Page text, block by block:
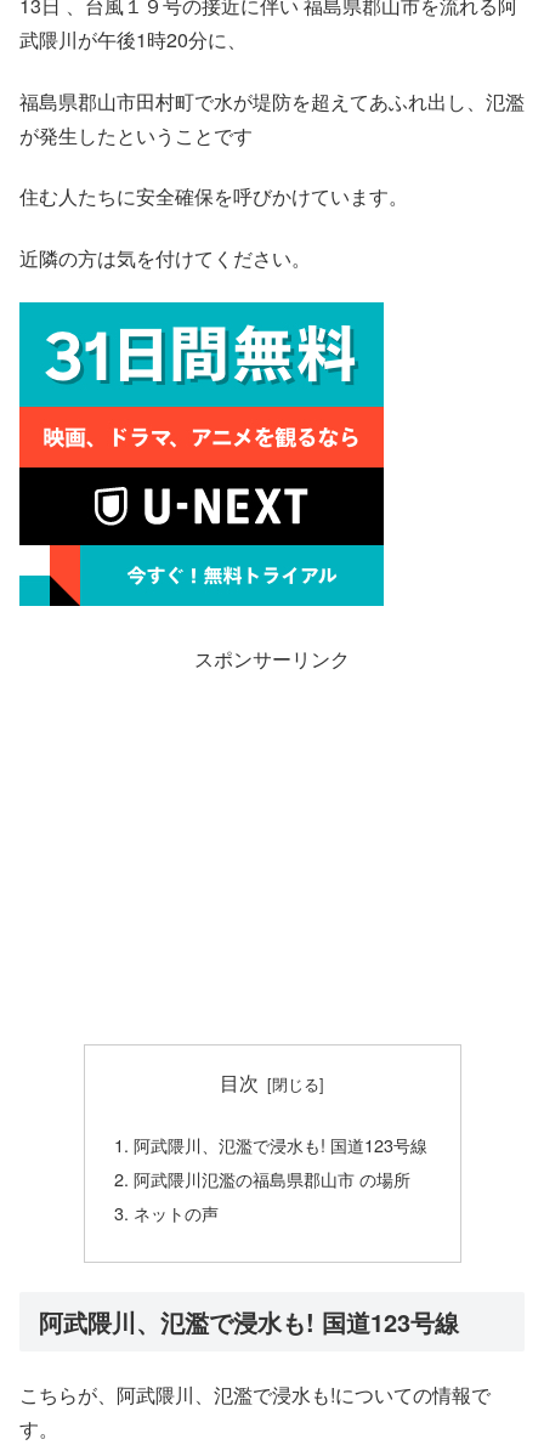
13日 、台風１９号の接近に伴い 福島県郡山市を流れる阿
武隈川が午後1時20分に、
福島県郡山市田村町で水が堤防を超えてあふれ出し、氾濫
が発生したということです
住む人たちに安全確保を呼びかけています。
近隣の方は気を付けてください。
スポンサーリンク
目次
阿武隈川、氾濫で浸水も! 国道123号線
阿武隈川氾濫の福島県郡山市 の場所
ネットの声
阿武隈川、氾濫で浸水も! 国道123号線
こちらが、阿武隈川、氾濫で浸水も!についての情報で
す。